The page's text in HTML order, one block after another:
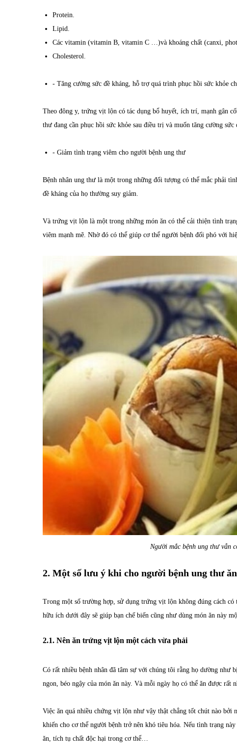
Protein.
Lipid.
Các vitamin (vitamin B, vitamin C …)và khoáng chất (canxi,
Cholesterol.
- Tăng cường sức đề kháng, hỗ trợ quá trình phục hồi sức khỏe
Theo đông y, trứng vịt lộn có tác dụng bổ huyết, ích trí, mạnh gân
thư đang cần phục hồi sức khỏe sau điều trị và muốn tăng cường sức
- Giảm tình trạng viêm cho người bệnh ung thư
Bệnh nhân ung thư là một trong những đối tượng có thể mắc phải
đề kháng của họ thường suy giảm.
Và trứng vịt lộn là một trong những món ăn có thể cải thiện tình
viêm mạnh mẽ. Nhờ đó có thể giúp cơ thể người bệnh đối phó với
Người mắc bệnh ung thư vẫn
2. Một số lưu ý khi cho người bệnh ung thư
Trong một số trường hợp, sử dụng trứng vịt lộn không đúng cách
hữu ích dưới đây sẽ giúp bạn chế biến cũng như dùng món ăn này
2.1. Nên ăn trứng vịt lộn một cách vừa phải
Có rất nhiều bệnh nhân đã tâm sự với chúng tôi rằng họ dường
ngon, béo ngậy của món ăn này. Và mỗi ngày họ có thể ăn được rất
Việc ăn quá nhiều chứng vịt lộn như vậy thật chẳng tốt chút nào bởi
khiến cho cơ thể người bệnh trở nên khó tiêu hóa. Nếu tình trạng
ăn, tích tụ chất độc hại trong cơ thể…